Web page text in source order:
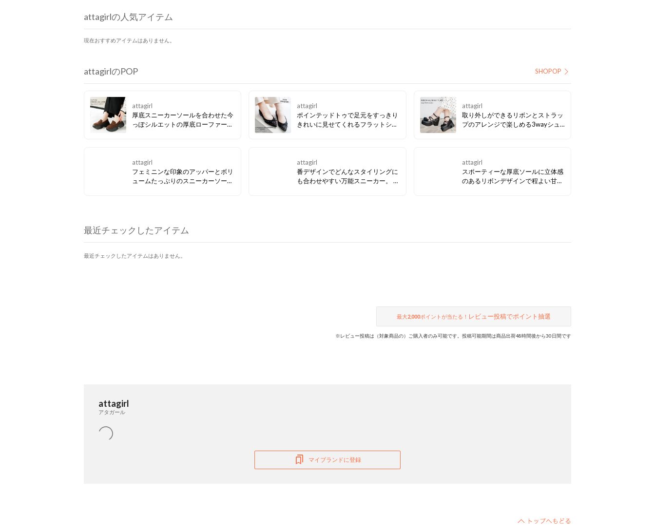
attagirlの人気アイテム
現在おすすめアイテムはありません。
attagirlのPOP SHOPOP
attagirl
厚底スニーカーソールを合わせた今
っぽシルエットの厚底ローファー。
あり、自然にスタイルアップしてく
れる◎
attagirl
ポインテッドトゥで足元をすっきり
きれいに見せてくれるフラットシュ
attagirl
取り外しができるリボンとストラッ
プのアレンジで楽しめる3wayシュ
ルと厚底プラットフォームでさりげ
なくスタイルアップ効果も。
attagirl
フェミニンな印象のアッパーとボリ
ュームたっぷりのスニーカーソール
attagirl
番デザインでどんなスタイリングに
も合わせやすい万能スニーカー。 カ
attagirl
スポーティーな厚底ソールに立体感
のあるリボンデザインで程よい甘さ
最近チェックしたアイテム
最近チェックしたアイテムはありません。
最大2,000ポイントが当たる！ レビュー投稿でポイント抽選
※レビュー投稿は（対象商品の）ご購入者のみ可能です。投稿可能期間は商品出荷48時間後から30日間です
attagirl
アタガール
マイブランドに登録